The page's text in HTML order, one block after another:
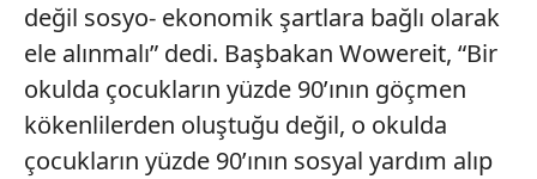
değil sosyo- ekonomik şartlara bağlı olarak
ele alınmalı” dedi. Başbakan Wowereit, “Bir
okulda çocukların yüzde 90’ının göçmen
kökenlilerden oluştuğu değil, o okulda
çocukların yüzde 90’ının sosyal yardım alıp